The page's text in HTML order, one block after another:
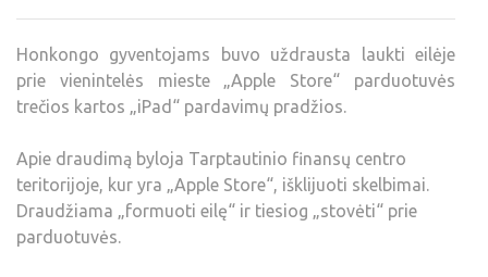
Honkongo gyventojams buvo uždrausta laukti eilėje
prie vienintelės mieste „Apple Store“ parduotuvės
trečios kartos „iPad“ pardavimų pradžios.
Apie draudimą byloja Tarptautinio finansų centro
teritorijoje, kur yra „Apple Store“, išklijuoti skelbimai.
Draudžiama „formuoti eilę“ ir tiesiog „stovėti“ prie
parduotuvės.